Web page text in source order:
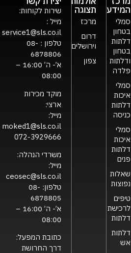
המידע
סמלי
בטחון
דלתות
בטחון
ודלתות
פלדה
סמלי
איכות
דלתות
כניסה
סמלי
איכות
דלתות
פנים
שאלות
נפוצות
טיפים
לרכישת
דלתות
דלתות
אש
תצוגה
מרכז
דרום
וירושלים
צפון
שירות לקוחות:
מייל :
service1@sls.co.il
טלפון : 08-
6878806
א’- ה’ 16:00 –
08:00
מוקד מכירות
ארצי:
מייל:
moked1@sls.co.il
072-3929666
משרדי הנהלה:
מייל:
ceosec@sls.co.il
טלפון: 08-
6878805
א’- ה’ 16:00 –
08:00
כתובת המפעל:
דרך החרושת